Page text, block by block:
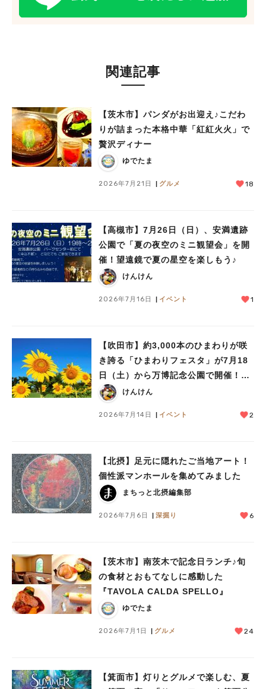
関連記事
【茨木市】パンダがお出迎え♪こだわ
りが詰まった本格中華「紅紅火火」で
贅沢ディナー
ゆでたま
2026年7月21日 グルメ 18
【高槻市】7月26日（日）、安満遺跡
公園で「夏の夜空のミニ観望会」を開
催！望遠鏡で夏の星空を楽しもう♪
けんけん
2026年7月16日 イベント 1
【吹田市】約3,000本のひまわりが咲
き誇る「ひまわりフェスタ」が7月18
日（土）から万博記念公園で開催！真
夏の雪あそびや氷の彫刻も
けんけん
2026年7月14日 イベント 2
【北摂】足元に隠れたご当地アート！
個性派マンホールを集めてみました
まちっと北摂編集部
2026年7月6日 深掘り 6
【茨木市】南茨木で記念日ランチ♪旬
の食材とおもてなしに感動した
『TAVOLA CALDA SPELLO』
ゆでたま
2026年7月1日 グルメ 24
【箕面市】灯りとグルメで楽しむ、夏
#教えたい／教えて投稿記事#大阪学院大 商品開発プロジェクト
#あなたはどっち？